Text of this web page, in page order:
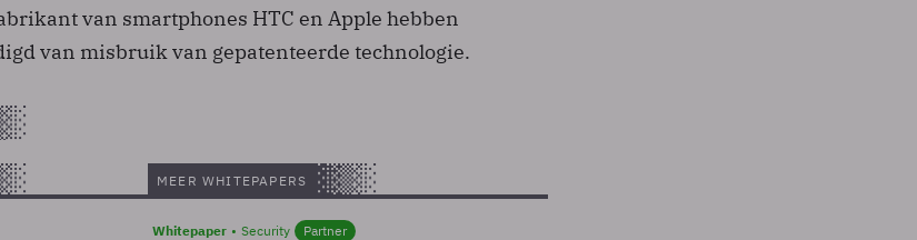
van smartphones HTC en Apple hebben
van misbruik van gepatenteerde technologie.
MEER WHITEPAPERS
Whitepaper Security Partner